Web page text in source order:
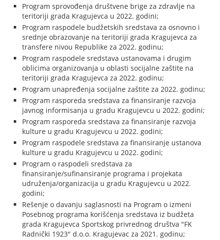
Program sprovođenja društvene brige za zdravlje na
teritoriji grada Kragujevca u 2022. godini;
Program raspodele budžetskih sredstava za osnovno i
srednje obrazovanje na teritoriji grada Kragujevca za
transfere nivou Republike za 2022. godinu;
Program raspodele sredstava ustanovama i drugim
oblicima organizovanja u oblasti socijalne zaštite na
teritoriji grada Kragujevca za 2022. godinu;
Program unapređenja socijalne zaštite za 2022. godinu;
Program rasporeda sredstava za finansiranje razvoja
javnog informisanja u gradu Kragujevcu u 2022. godini;
Program rasporeda sredstava za finansiranje razvoja
kulture u gradu Kragujevcu u 2022. godini;
Program raspodele sredstava za finansiranje ustanova
kulture u gradu Kragujevcu u 2022. godini;
Program o raspodeli sredstava za
finansiranje/sufinansiranje programa i projekata
udruženja/organizacija u gradu Kragujevcu u 2022.
godini;
Rešenje o davanju saglasnosti na Program o izmeni
Posebnog programa korišćenja sredstava iz budžeta
grada Kragujevca Sportskog privrednog društva "FK
Radnički 1923" d.o.o. Kragujevac za 2021. godinu;